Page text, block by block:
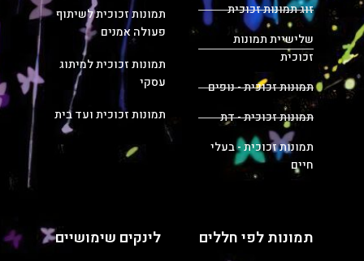
זוג תמונות זכוכית
שלישיית תמונות
זכוכית
תמונות זכוכית - נופים
תמונות זכוכית - דת
תמונות זכוכית - בעלי
חיים
תמונות זכוכית לשיתוף
פעולה אמנים
תמונות זכוכית למיתוג
עסקי
תמונות זכוכית ועד בית
תמונות לפי חללים לינקים שימושיים